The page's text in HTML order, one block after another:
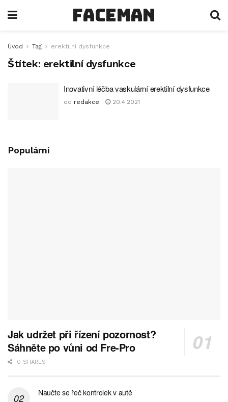
faceman
Úvod Tag erektilní dysfunkce
Štítek: erektilní dysfunkce
Inovativní léčba vaskulární erektilní dysfunkce
od redakce 20.4.2021
Populární
Jak udržet při řízení pozornost?
Sáhněte po vůni od Fre-Pro
0 SHARES
Naučte se řeč kontrolek v autě